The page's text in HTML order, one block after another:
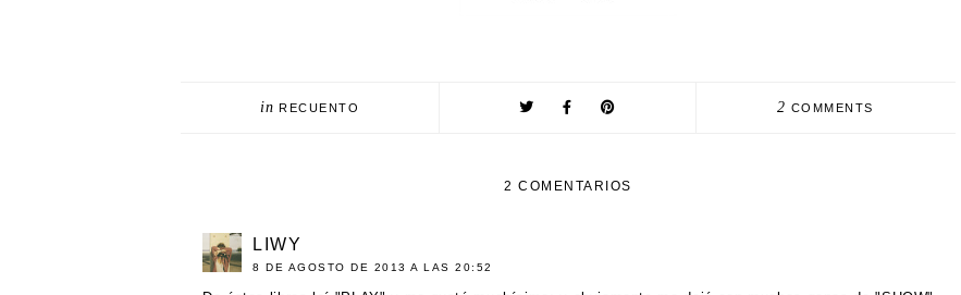
in RECUENTO 2 COMMENTS
2 COMENTARIOS
LIWY
8 DE AGOSTO DE 2013 A LAS 20:52